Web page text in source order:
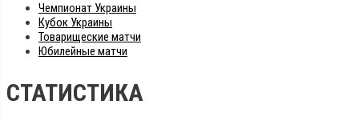
Чемпионат Украины
Кубок Украины
Товарищеские матчи
Юбилейные матчи
СТАТИСТИКА